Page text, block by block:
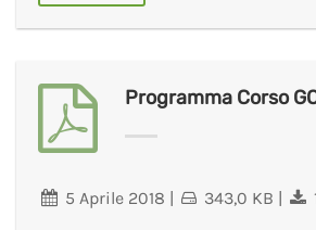
Programma Corso
5 Aprile 2018 | 343,0 KB |